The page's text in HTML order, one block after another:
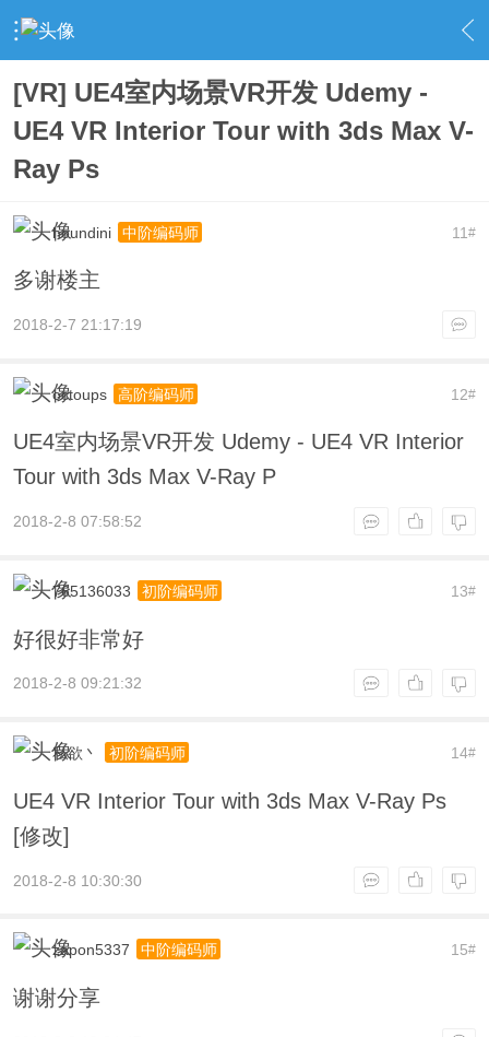
› UnrealEngine 4 专区 › UE4 教学资料 › 内容
[VR] UE4室内场景VR开发 Udemy -
UE4 VR Interior Tour with 3ds Max V-
Ray Ps
11#
houndini 中阶编码师
多谢楼主
2018-2-7 21:17:19
12#
octoups 高阶编码师
UE4室内场景VR开发 Udemy - UE4 VR Interior
Tour with 3ds Max V-Ray P
2018-2-8 07:58:52
13#
765136033 初阶编码师
好很好非常好
2018-2-8 09:21:32
14#
私欲丶 初阶编码师
UE4 VR Interior Tour with 3ds Max V-Ray Ps
[修改]
2018-2-8 10:30:30
15#
zapon5337 中阶编码师
谢谢分享